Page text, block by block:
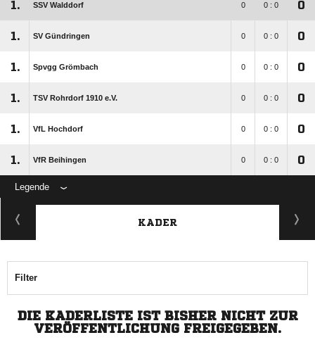
1. SSV Walddorf 0 0 : 0 0
1. SV Gündringen 0 0 : 0 0
1. Spvgg Grömbach 0 0 : 0 0
1. TSV Rohrdorf 1910 e.V. 0 0 : 0 0
1. VfL Hochdorf 0 0 : 0 0
1. VfR Beihingen 0 0 : 0 0
Legende
KADER
Filter
DIE KADERLISTE IST BISHER NICHT ZUR
VERÖFFENTLICHUNG FREIGEGEBEN.